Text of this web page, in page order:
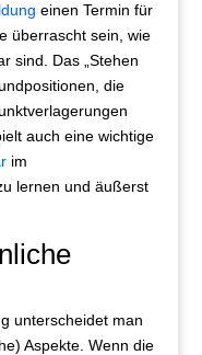
einen Termin für
überrascht sein, wie
sind. Das „Stehen
die
auch eine wichtige
im
lernen und äußerst
unterscheidet man
Aspekte. Wenn die